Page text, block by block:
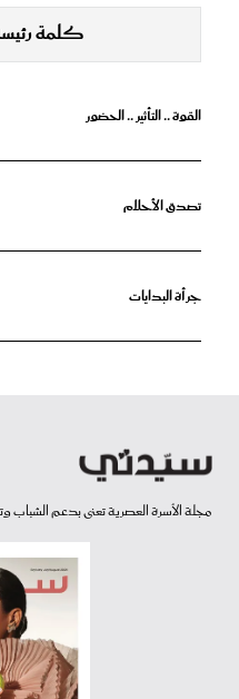
كلمة
القوة .. التأثير .. الحضور
تصدق الأحلام
جرأة البدايات
مجلة الأسرة العصرية تعنى بدعم الشباب